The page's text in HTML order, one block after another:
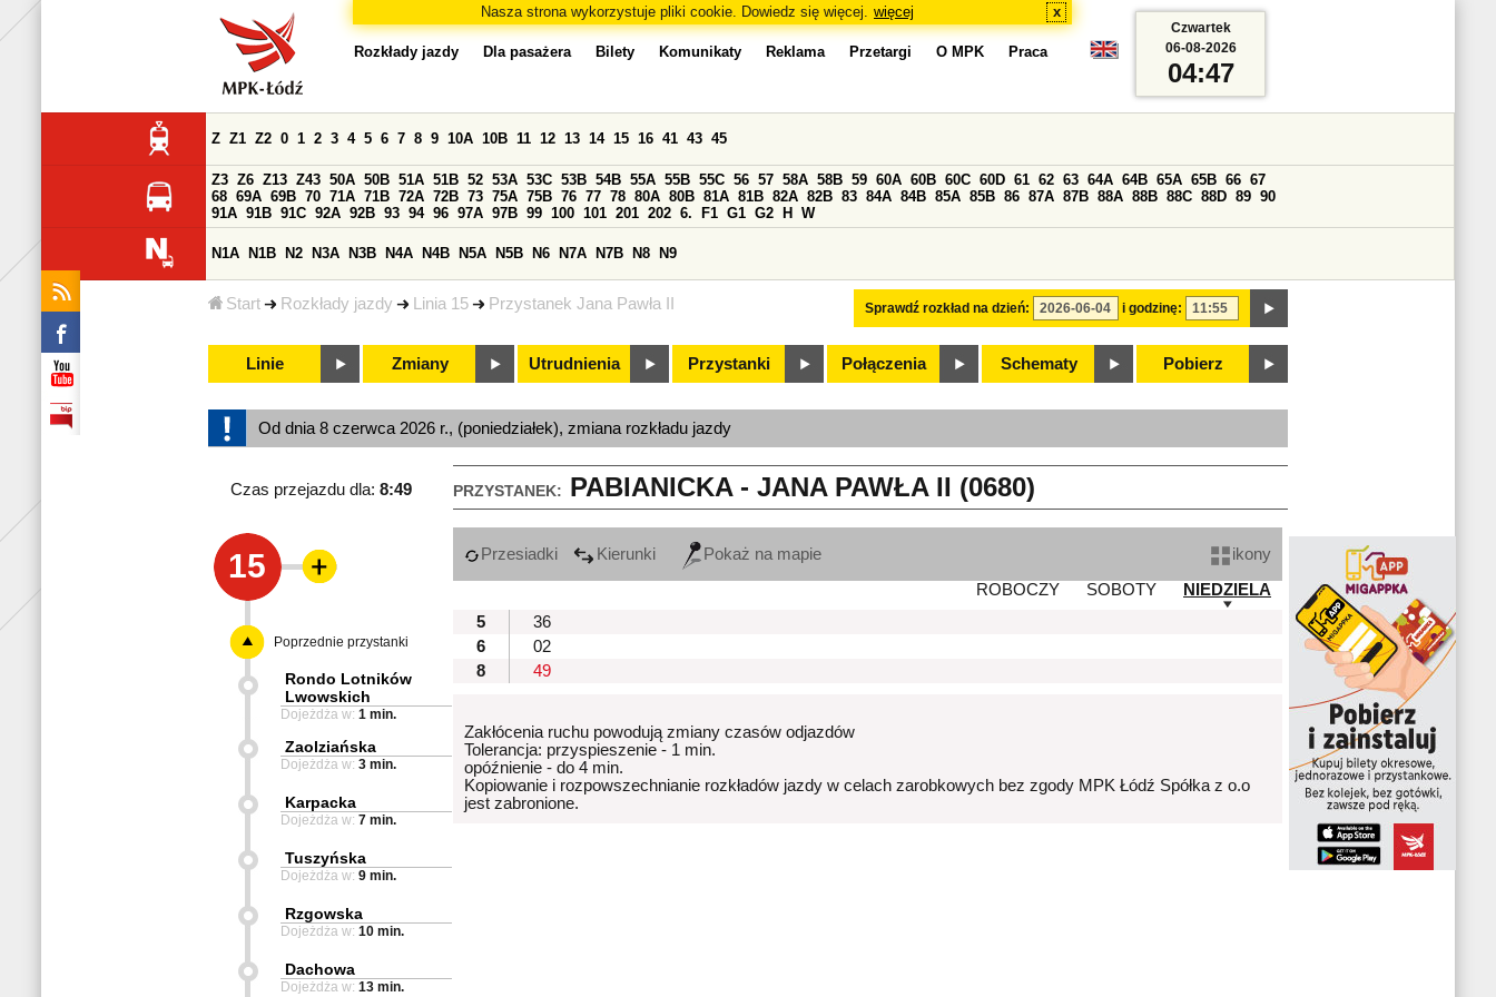
Nasza strona wykorzystuje pliki cookie. Dowiedz się więcej. więcej x
Start Rozkłady jazdy Linia 15 Przystanek Jana Pawła II
Rozkłady jazdy Dla pasażera Bilety Komunikaty Reklama Przetargi O MPK Praca
Sprawdź rozkład na dzień: i godzinę:
Z Z1 Z2 0 1 2 3 4 5 6 7 8 9 10A 10B 11 12 13 14 15 16 41 43 45
Z3 Z6 Z13 Z43 50A 50B 51A 51B 52 53A 53C 53B 54B 55A 55B 55C 56 57 58A 58B 59 60A 60B 60C 60D 61 62 63 64A 64B 65A 65B 66 67
68 69A 69B 70 71A 71B 72A 72B 73 75A 75B 76 77 78 80A 80B 81A 81B 82A 82B 83 84A 84B 85A 85B 86 87A 87B 88A 88B 88C 88D 89 90
91A 91B 91C 92A 92B 93 94 96 97A 97B 99 100 101 201 202 6. F1 G1 G2 H W
N1A N1B N2 N3A N3B N4A N4B N5A N5B N6 N7A N7B N8 N9
Linie Zmiany Utrudnienia Przystanki Połączenia Schematy Pobierz
Czwartek
06-08-2026
04:47
Od dnia 8 czerwca 2026 r., (poniedziałek), zmiana rozkładu jazdy
PRZYSTANEK: PABIANICKA - JANA PAWŁA II (0680)
Czas przejazdu dla: 8:49
15 Przesiadki Kierunki Pokaż na mapie
ikony
ROBOCZY
SOBOTY
NIEDZIELA
5
36
6
02
8
49
Zakłócenia ruchu powodują zmiany czasów odjazdów
Tolerancja: przyspieszenie - 1 min.
opóźnienie - do 4 min.
Kopiowanie i rozpowszechnianie rozkładów jazdy w celach zarobkowych bez zgody MPK Łódź Spółka z o.o
jest zabronione.
Poprzednie przystanki
Rondo Lotników
Lwowskich
Dojeżdża w: 1 min.
Zaolziańska
Dojeżdża w: 3 min.
Karpacka
Dojeżdża w: 7 min.
Tuszyńska
Dojeżdża w: 9 min.
Rzgowska
Dojeżdża w: 10 min.
Dachowa
Dojeżdża w: 13 min.